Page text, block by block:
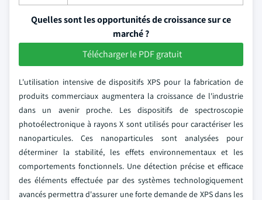
Quelles sont les opportunités de croissance sur ce
marché ?
Télécharger le PDF gratuit
L'utilisation intensive de dispositifs XPS pour la fabrication de
produits commerciaux augmentera la croissance de l'industrie
dans un avenir proche. Les dispositifs de spectroscopie
photoélectronique à rayons X sont utilisés pour caractériser les
nanoparticules. Ces nanoparticules sont analysées pour
déterminer la stabilité, les effets environnementaux et les
comportements fonctionnels. Une détection précise et efficace
des éléments effectuée par des systèmes technologiquement
avancés permettra d'assurer une forte demande de XPS dans les